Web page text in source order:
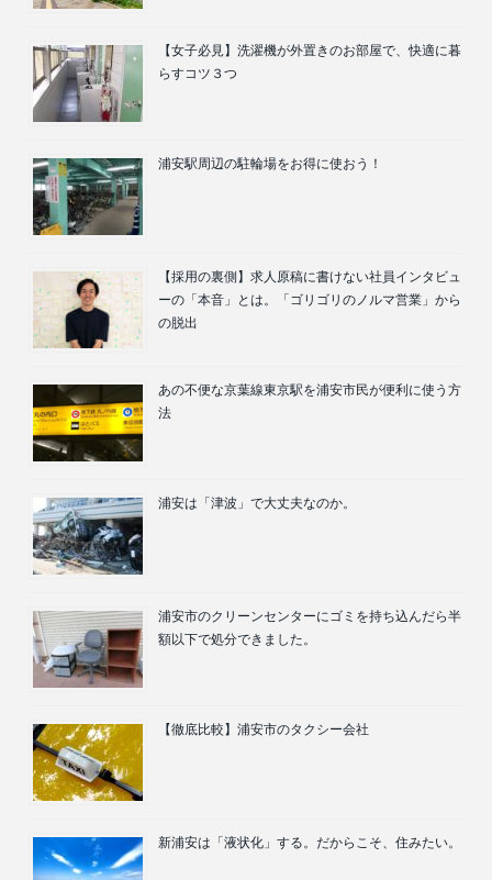
【女子必見】洗濯機が外置きのお部屋で、快適に暮
らすコツ３つ
浦安駅周辺の駐輪場をお得に使おう！
【採用の裏側】求人原稿に書けない社員インタビュ
ーの「本音」とは。「ゴリゴリのノルマ営業」から
の脱出
あの不便な京葉線東京駅を浦安市民が便利に使う方
法
浦安は「津波」で大丈夫なのか。
浦安市のクリーンセンターにゴミを持ち込んだら半
額以下で処分できました。
【徹底比較】浦安市のタクシー会社
新浦安は「液状化」する。だからこそ、住みたい。